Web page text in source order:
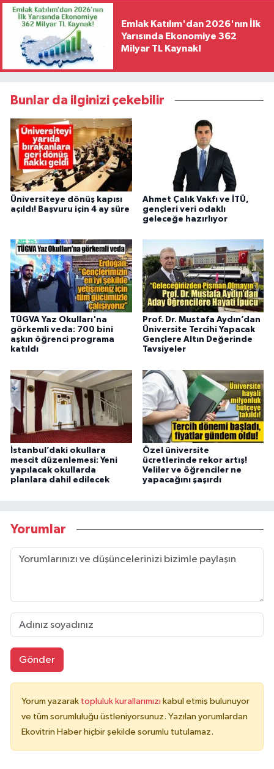
Emlak Katılım'dan 2026'nın İlk
Yarısında Ekonomiye 362
Milyar TL Kaynak!
Bunlar da ilginizi çekebilir
Üniversiteye dönüş kapısı
açıldı! Başvuru için 4 ay süre
Ahmet Çalık Vakfı ve İTÜ,
gençleri veri odaklı
geleceğe hazırlıyor
TÜGVA Yaz Okulları'na
görkemli veda: 700 bini
aşkın öğrenci programa
katıldı
Prof. Dr. Mustafa Aydın’dan
Üniversite Tercihi Yapacak
Gençlere Altın Değerinde
Tavsiyeler
İstanbul’daki okullara
mescit düzenlemesi: Yeni
yapılacak okullarda
planlara dahil edilecek
Özel üniversite
ücretlerinde rekor artış!
Veliler ve öğrenciler ne
yapacağını şaşırdı
Yorumlar
Gönder
Yorum yazarak topluluk kurallarımızı kabul etmiş bulunuyor
ve tüm sorumluluğu üstleniyorsunuz. Yazılan yorumlardan
Ekovitrin Haber hiçbir şekilde sorumlu tutulamaz.